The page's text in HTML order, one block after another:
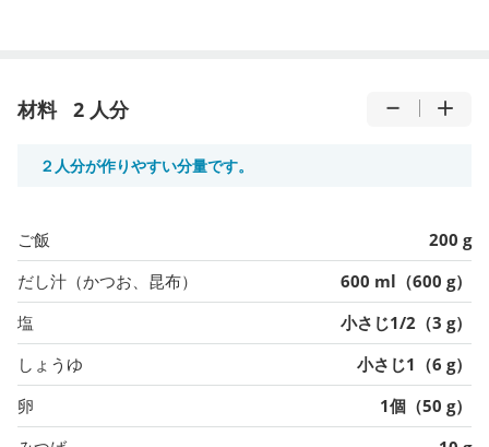
材料 2 人分
２人分が作りやすい分量です。
ご飯
200 g
だし汁（かつお、昆布）
600 ml（600 g）
塩
小さじ1/2（3 g）
しょうゆ
小さじ1（6 g）
卵
1個（50 g）